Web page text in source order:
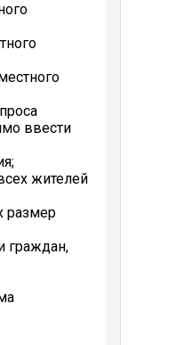
ввести
жителей
размер
граждан,